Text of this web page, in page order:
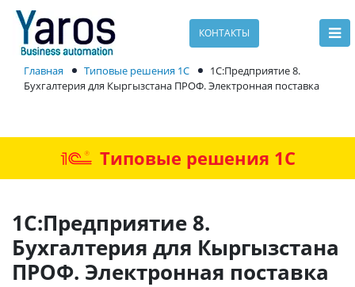
КОНТАКТЫ
Главная Типовые решения 1С
1С:Предприятие 8.
Бухгалтерия для Кыргызстана ПРОФ. Электронная поставка
Типовые решения 1С
1С:Предприятие 8.
Бухгалтерия для Кыргызстана
ПРОФ. Электронная поставка